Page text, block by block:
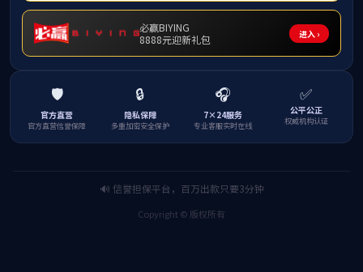
党支部书记蒋长妮主持，部分支部同志参加。
会上，吴松玲同志围绕传达了习近平总书记
围绕相关论述，结合自
动力，以实际行动为建设壮美广西贡献青春力量。